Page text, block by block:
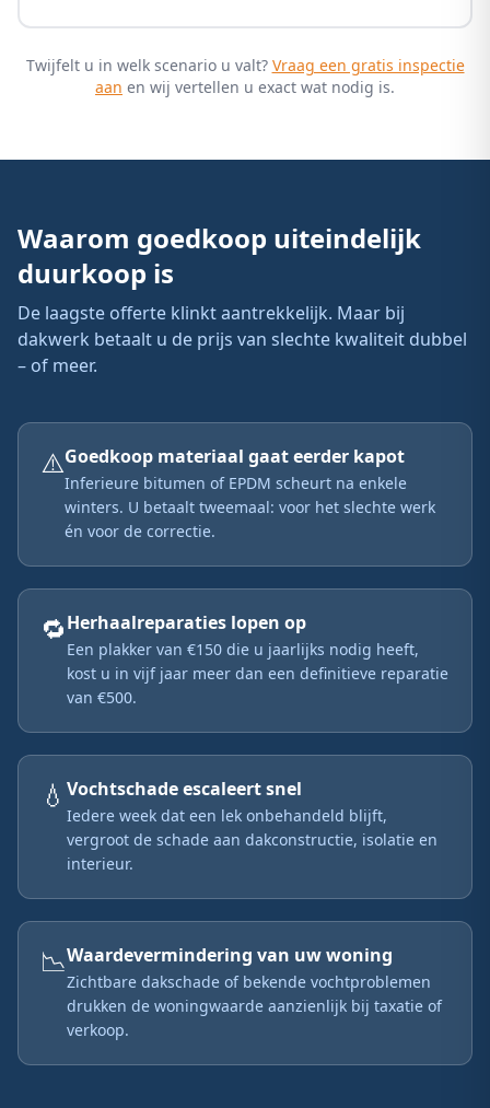
Twijfelt u in welk scenario u valt? Vraag een gratis inspectie
aan en wij vertellen u exact wat nodig is.
Waarom goedkoop uiteindelijk
duurkoop is
De laagste offerte klinkt aantrekkelijk. Maar bij
dakwerk betaalt u de prijs van slechte kwaliteit dubbel
– of meer.
⚠️Goedkoop materiaal gaat eerder kapot
Inferieure bitumen of EPDM scheurt na enkele
winters. U betaalt tweemaal: voor het slechte werk
én voor de correctie.
🔁Herhaalreparaties lopen op
Een plakker van €150 die u jaarlijks nodig heeft,
kost u in vijf jaar meer dan een definitieve reparatie
van €500.
💧 Vochtschade escaleert snel
Iedere week dat een lek onbehandeld blijft,
vergroot de schade aan dakconstructie, isolatie en
interieur.
📉Waardevermindering van uw woning
Zichtbare dakschade of bekende vochtproblemen
drukken de woningwaarde aanzienlijk bij taxatie of
verkoop.